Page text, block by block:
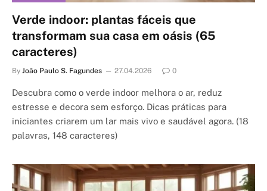
Verde indoor: plantas fáceis que
transformam sua casa em oásis (65
caracteres)
By João Paulo S. Fagundes 27.04.2026 0
Descubra como o verde indoor melhora o ar, reduz
estresse e decora sem esforço. Dicas práticas para
iniciantes criarem um lar mais vivo e saudável agora. (18
palavras, 148 caracteres)